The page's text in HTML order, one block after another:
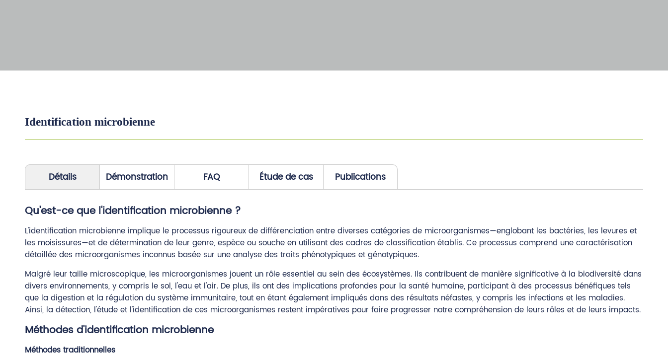
Identification microbienne
Détails Démonstration FAQ Étude de cas Publications
Qu'est-ce que l'identification microbienne ?
L'identification microbienne implique le processus rigoureux de différenciation entre diverses catégories de microorganismes—englobant les bactéries, les levures et
les moisissures—et de détermination de leur genre, espèce ou souche en utilisant des cadres de classification établis. Ce processus comprend une caractérisation
détaillée des microorganismes inconnus basée sur une analyse des traits phénotypiques et génotypiques.
Malgré leur taille microscopique, les microorganismes jouent un rôle essentiel au sein des écosystèmes. Ils contribuent de manière significative à la biodiversité dans
divers environnements, y compris le sol, l'eau et l'air. De plus, ils ont des implications profondes pour la santé humaine, participant à des processus bénéfiques tels
que la digestion et la régulation du système immunitaire, tout en étant également impliqués dans des résultats néfastes, y compris les infections et les maladies.
Ainsi, la détection, l'étude et l'identification de ces microorganismes restent impératives pour faire progresser notre compréhension de leurs rôles et de leurs impacts.
Méthodes d'identification microbienne
Méthodes traditionnelles